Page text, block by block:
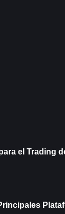
el Trading